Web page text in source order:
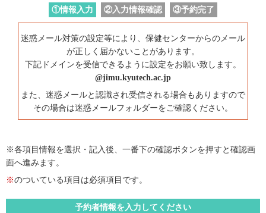
①情報入力 ②入力情報確認 ③予約完了
迷惑メール対策の設定等により、保健センターからのメール
が正しく届かないことがあります。
下記ドメインを受信できるように設定をお願い致します。
@jimu.kyutech.ac.jp
また、迷惑メールと認識され受信される場合もありますので
その場合は迷惑メールフォルダーをご確認ください。
※各項目情報を選択・記入後、一番下の確認ボタンを押すと確認画
面へ進みます。
※のついている項目は必須項目です。
予約者情報を入力してください